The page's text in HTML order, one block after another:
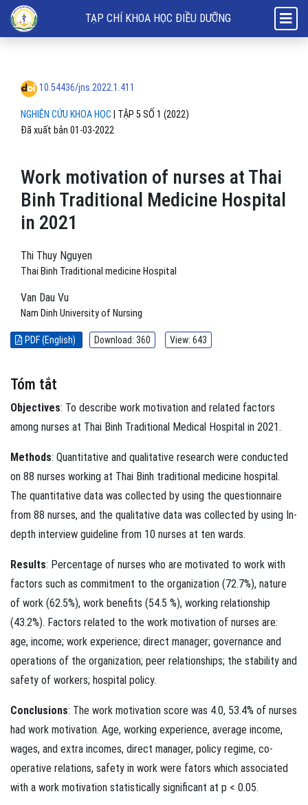
Work motivation of nurses at Thai Binh Traditional Medicine Hospital
TẠP CHÍ KHOA HỌC ĐIỀU DƯỠNG
NGHIÊN CỨU KHOA HỌC TẬP 5 SỐ 1 (2022)
Work motivation of nurses at Thai
Binh Traditional Medicine Hospital
in 2021
10.54436/jns.2022.1.411
Đã xuất bản 01-03-2022
Thi Thuy Nguyen
Thai Binh Traditional medicine Hospital
Van Dau Vu
Nam Dinh University of Nursing
PDF (English) Download: 360 View: 643
Tóm tắt
Objectives: To describe work motivation and related factors
among nurses at Thai Binh Traditional Medical Hospital in 2021.
Methods: Quantitative and qualitative research were conducted
on 88 nurses working at Thai Binh traditional medicine hospital.
The quantitative data was collected by using the questionnaire
from 88 nurses, and the qualitative data was collected by using In-
depth interview guideline from 10 nurses at ten wards.
Results: Percentage of nurses who are motivated to work with
factors such as commitment to the organization (72.7%), nature
of work (62.5%), work benefits (54.5 %), working relationship
(43.2%). Factors related to the work motivation of nurses are:
age, income; work experience; direct manager; governance and
operations of the organization; peer relationships; the stability and
safety of workers; hospital policy.
Conclusions: The work motivation score was 4.0, 53.4% of nurses
had work motivation. Age, working experience, average income,
wages, and extra incomes, direct manager, policy regime, co-
operative relations, safety in work were fators which associated
with a work motivation statistically significant at p < 0.05.